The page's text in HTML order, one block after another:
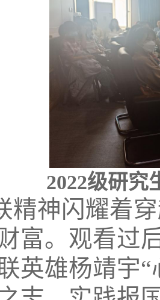
2022级研究
精神闪耀着
富。观看过
英雄杨靖宇